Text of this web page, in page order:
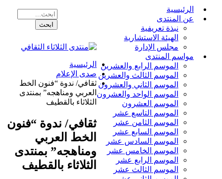
الرئيسية
عن المنتدى
نبذة تعريفية
الهيئة الاستشارية
مجلس الإدارة
مواسم المنتدى
الموسم الرابع والعشرين
الموسم الثالث والعشرين
الموسم الثاني والعشرون
الموسم الواحد والعشرون
الموسم العشرون
الموسم التاسع عشر
الموسم الثامن عشر
الموسم السابع عشر
الموسم السادس عشر
الموسم الخامس عشر
الموسم الرابع عشر
الموسم الثالث عشر
الرئيسية
صدى الإعلام
ثقافي/ ندوة “فنون الخط
العربي ومناهجه” بمنتدى
الثلاثاء بالقطيف
ثقافي/ ندوة “فنون
الخط العربي
ومناهجه” بمنتدى
الثلاثاء بالقطيف